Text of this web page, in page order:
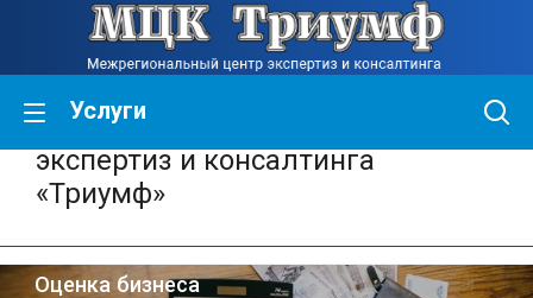
Услуги
Межрегиональный центр
экспертиз и консалтинга
«Триумф»
Оценка бизнеса